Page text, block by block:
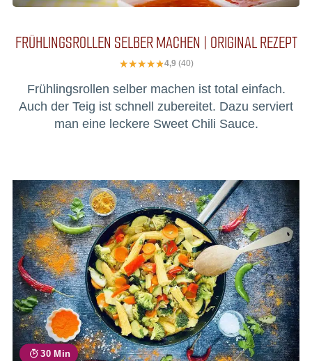
FRÜHLINGSROLLEN SELBER MACHEN | ORIGINAL REZEPT
4,9 (40)
Frühlingsrollen selber machen ist total einfach.
Auch der Teig ist schnell zubereitet. Dazu serviert
man eine leckere Sweet Chili Sauce.
30 Min